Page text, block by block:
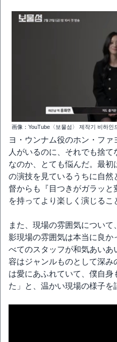
画像：YouTube〈보물섬〉 제작기 비하인
ヨ・ウンナム役のホン・フ
人がいるのに、それでも捨
なのか、とても悩んだ。最初
の演技を見ているうちに自然
督からも『目つきがガラッ
を持ってより楽しく演じるこ
また、現場の雰囲気につい
影現場の雰囲気は本当に良か
べてのスタッフが和気あいあ
容はジャンルものとして深
は愛にあふれていて、僕自身
た」と、温かい現場の様子を